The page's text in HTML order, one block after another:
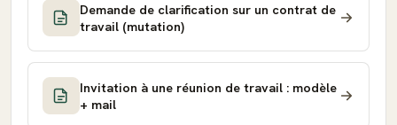
Demande de clarification sur un contrat de
travail (mutation)
Invitation à une réunion de travail : modèle
+ mail